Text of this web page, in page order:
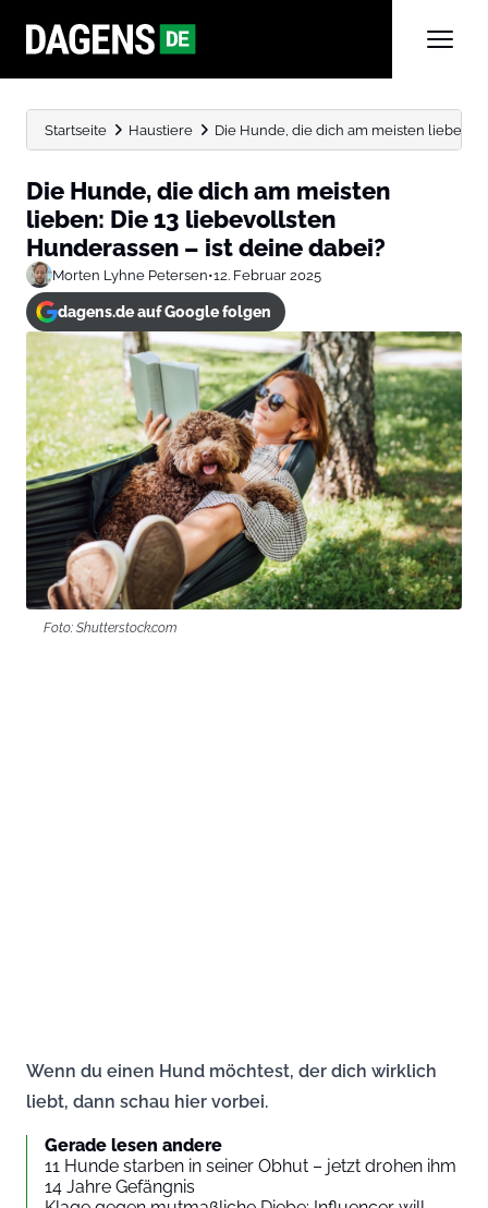
Startseite Haustiere Die Hunde, die dich am meisten lieben:
Die Hunde, die dich am meisten
lieben: Die 13 liebevollsten
Hunderassen – ist deine dabei?
Morten Lyhne Petersen•12. Februar 2025
dagens.de auf Google folgen
Foto: Shutterstock.com
Wenn du einen Hund möchtest, der dich wirklich
liebt, dann schau hier vorbei.
Gerade lesen andere
11 Hunde starben in seiner Obhut – jetzt drohen ihm
14 Jahre Gefängnis